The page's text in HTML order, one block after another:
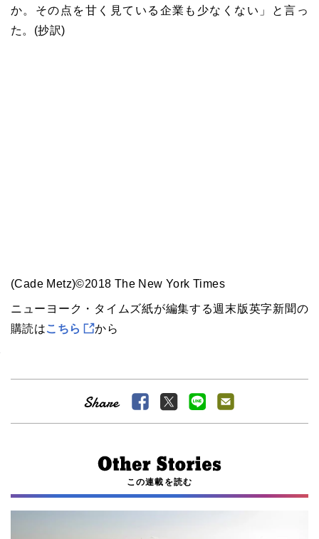
か。その点を甘く見ている企業も少なくない」と言っ
た。(抄訳)
(Cade Metz)©2018 The New York Times
ニューヨーク・タイムズ紙が編集する週末版英字新聞の
購読はこちら から
この連載を読む